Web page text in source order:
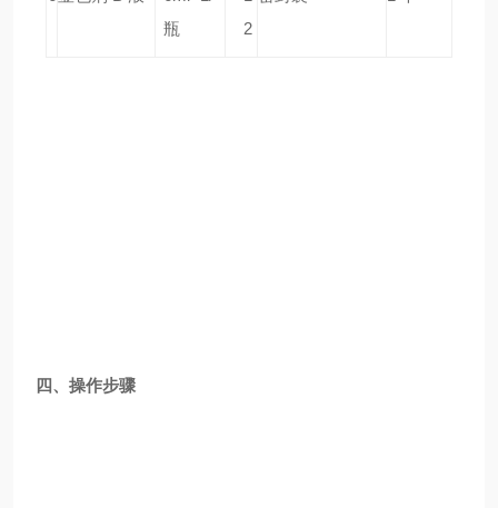
瓶
2
四、操作步骤